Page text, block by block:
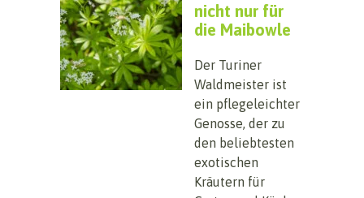
nicht nur für
die Maibowle
Der Turiner
Waldmeister ist
ein pflegeleichter
Genosse, der zu
den beliebtesten
exotischen
Kräutern für